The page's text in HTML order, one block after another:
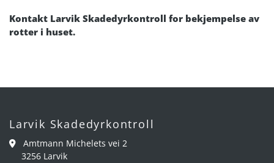
Kontakt Larvik Skadedyrkontroll for bekjempelse av
rotter i huset.
Larvik Skadedyrkontroll

Amtmann Michelets vei 2
3256 Larvik